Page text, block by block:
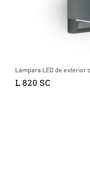
Lámpara LED de exterior
L 820 SC